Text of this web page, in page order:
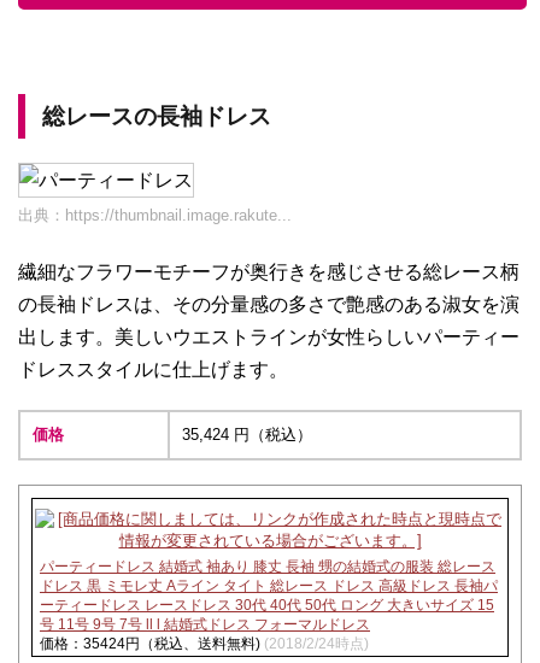
総レースの長袖ドレス
出典： https://thumbnail.image.rakute...
繊細なフラワーモチーフが奥行きを感じさせる総レース柄
の長袖ドレスは、その分量感の多さで艶感のある淑女を演
出します。美しいウエストラインが女性らしいパーティー
ドレススタイルに仕上げます。
価格 35,424 円（税込）
パーティードレス 結婚式 袖あり 膝丈 長袖 甥の結婚式の服装 総レース
ドレス 黒 ミモレ丈 Aライン タイト 総レース ドレス 高級ドレス 長袖パ
ーティードレス レースドレス 30代 40代 50代 ロング 大きいサイズ 15
号 11号 9号 7号 ll l 結婚式ドレス フォーマルドレス
価格：35424円（税込、送料無料) (2018/2/24時点)